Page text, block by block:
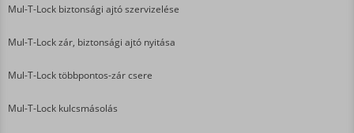
Mul-T-Lock biztonsági ajtó szervizelése
Mul-T-Lock zár, biztonsági ajtó nyitása
Mul-T-Lock többpontos-zár csere
Mul-T-Lock kulcsmásolás